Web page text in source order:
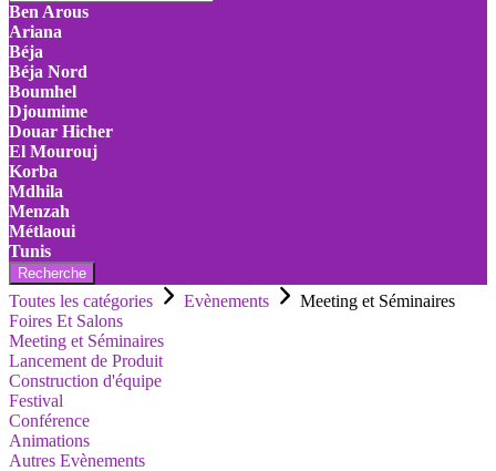
Ben Arous
Ariana
Béja
Béja Nord
Boumhel
Djoumime
Douar Hicher
El Mourouj
Korba
Mdhila
Menzah
Métlaoui
Tunis
Recherche
Toutes les catégories Evènements
Meeting et Séminaires
Foires Et Salons
Meeting et Séminaires
Lancement de Produit
Construction d'équipe
Festival
Conférence
Animations
Autres Evènements